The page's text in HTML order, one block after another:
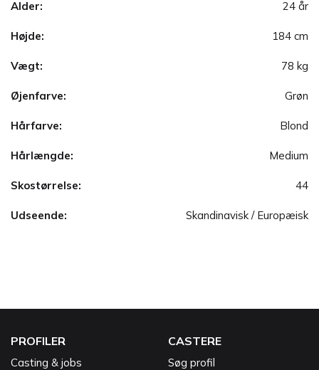
Alder: 24 år
Højde: 184 cm
Vægt: 78 kg
Øjenfarve: Grøn
Hårfarve: Blond
Hårlængde: Medium
Skostørrelse: 44
Udseende: Skandinavisk / Europæisk
PROFILER
Casting & jobs
CASTERE
Søg profil